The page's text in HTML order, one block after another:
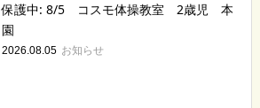
保護中: 8/5 コスモ体操教室 2歳児 本
園
2026.08.05 お知らせ